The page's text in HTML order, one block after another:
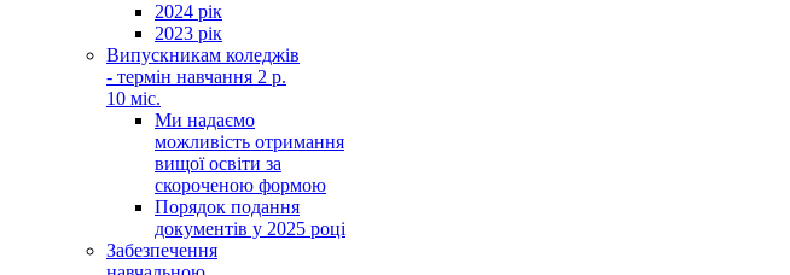
2024 рік
2023 рік
Випускникам коледжів
- термін навчання 2 р.
10 міс.
Ми надаємо
можливість отримання
вищої освіти за
скороченою формою
Порядок подання
документів у 2025 році
Забезпечення